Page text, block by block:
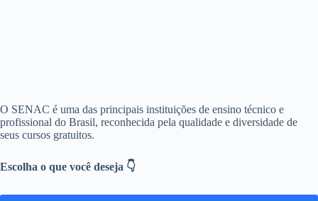
O SENAC é uma das principais instituições de ensino técnico e
profissional do Brasil, reconhecida pela qualidade e diversidade de
seus cursos gratuitos.
Escolha o que você deseja 👇